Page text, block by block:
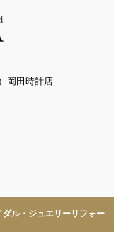
岡田時計店
ル・ジュエリーリフォー